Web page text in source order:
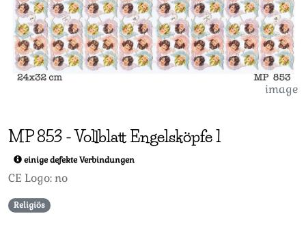
image
MP853 -Vollblatt Engelsköpfe 1
einige defekte Verbindungen
CE Logo: no
Religiös